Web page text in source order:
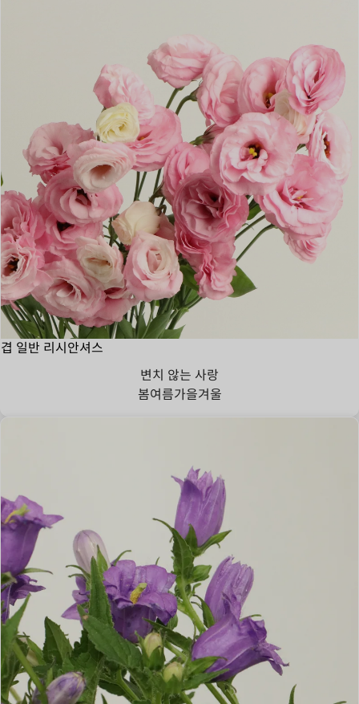
겹 일반 리시안셔스
변치 않는 사랑
봄여름가을겨울